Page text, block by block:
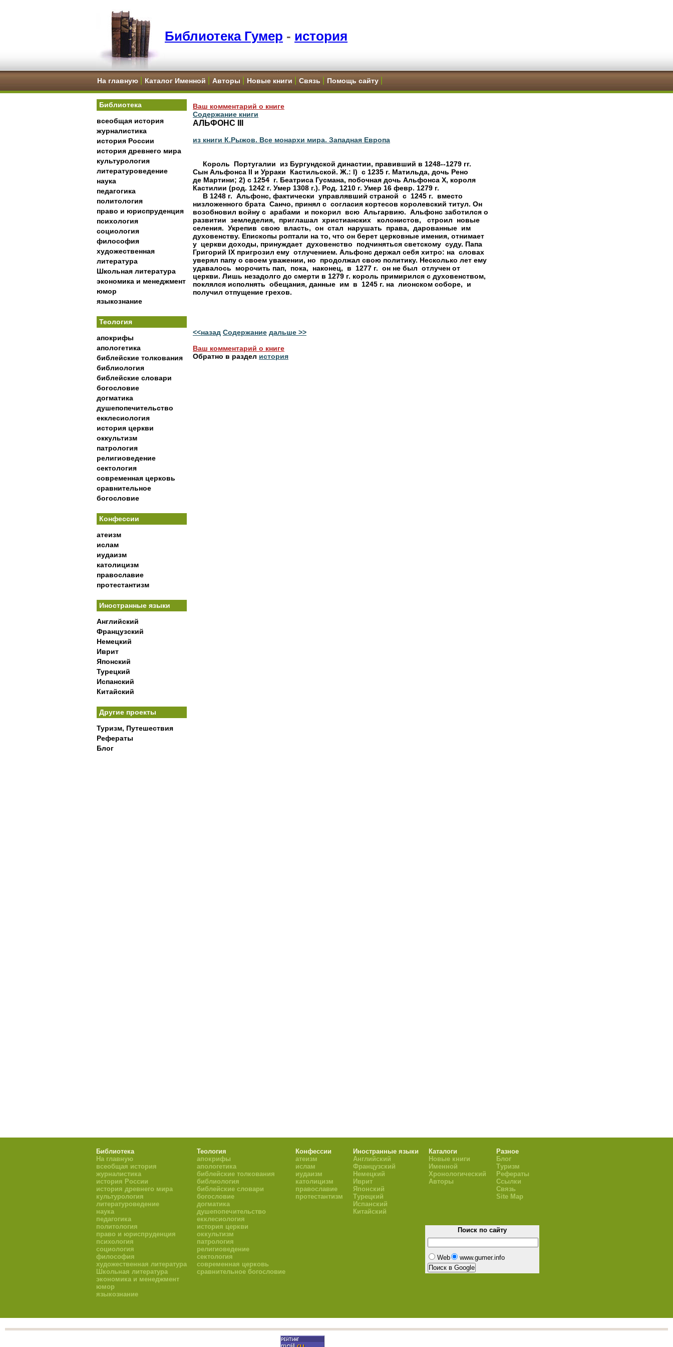
Библиотека Гумер - история
На главную Каталог Именной Авторы Новые книги Связь Помощь сайту
Библиотека
всеобщая история
журналистика
история России
история древнего мира
культурология
литературоведение
наука
педагогика
политология
право и юриспруденция
психология
социология
философия
художественная
литература
Школьная литература
экономика и менеджмент
юмор
языкознание
Теология
апокрифы
апологетика
библейские толкования
библиология
библейские словари
богословие
догматика
душепопечительство
екклесиология
история церкви
оккультизм
патрология
религиоведение
сектология
современная церковь
сравнительное
богословие
Конфессии
атеизм
ислам
иудаизм
католицизм
православие
протестантизм
Иностранные языки
Английский
Французский
Немецкий
Иврит
Японский
Турецкий
Испанский
Китайский
Другие проекты
Туризм, Путешествия
Рефераты
Блог
Ваш комментарий о книге
Содержание книги
АЛЬФОНС III
из книги К.Рыжов. Все монархи мира. Западная Европа
     Король  Португалии  из Бургундской династии, правивший в 1248--1279 гг.
Сын Альфонса II и Урраки  Кастильской. Ж.: I)  с 1235 г. Матильда, дочь Рено
де Мартини; 2) с 1254  г. Беатриса Гусмана, побочная дочь Альфонса X, короля
Кастилии (род. 1242 г. Умер 1308 г.). Род. 1210 г. Умер 16 февр. 1279 г.
     В 1248 г.  Альфонс, фактически  управлявший страной  с  1245 г.  вместо
низложенного брата  Санчо, принял с  согласия кортесов королевский титул. Он
возобновил войну с  арабами  и покорил  всю  Альгарвию.  Альфонс заботился о
развитии  земледелия,  приглашал  христианских   колонистов,   строил  новые
селения.  Укрепив  свою  власть,  он  стал  нарушать  права,  дарованные  им
духовенству. Епископы роптали на то, что он берет церковные имения, отнимает
у  церкви доходы, принуждает  духовенство  подчиняться светскому  суду. Папа
Григорий IX пригрозил ему  отлучением. Альфонс держал себя хитро: на  словах
уверял папу о своем уважении, но  продолжал свою политику. Несколько лет ему
удавалось  морочить пап,  пока,  наконец,  в  1277 г.  он не был  отлучен от
церкви. Лишь незадолго до смерти в 1279 г. король примирился с духовенством,
поклялся исполнять  обещания, данные  им  в  1245 г. на  лионском соборе,  и
получил отпущение грехов.
<<назад Содержание дальше >>
Ваш комментарий о книге
Обратно в раздел история
Библиотека
На главную
всеобщая история
журналистика
история России
история древнего мира
культурология
литературоведение
наука
педагогика
политология
право и юриспруденция
психология
социология
философия
художественная литература
Школьная литература
экономика и менеджмент
юмор
языкознание
Теология
апокрифы
апологетика
библейские толкования
библиология
библейские словари
богословие
догматика
душепопечительство
екклесиология
история церкви
оккультизм
патрология
религиоведение
сектология
современная церковь
сравнительное богословие
Конфессии
атеизм
ислам
иудаизм
католицизм
православие
протестантизм
Иностранные языки
Английский
Французский
Немецкий
Иврит
Японский
Турецкий
Испанский
Китайский
Каталоги
Новые книги
Именной
Хронологический
Авторы
Разное
Блог
Туризм
Рефераты
Ссылки
Связь
Site Map
Поиск по сайту
Web www.gumer.info